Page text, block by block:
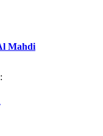
Mahdi